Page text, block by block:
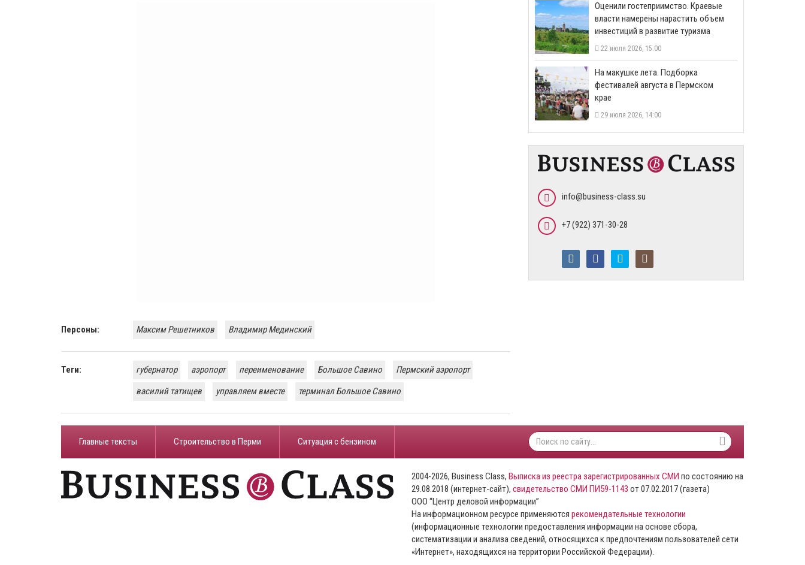
Персоны: Максим Решетников Владимир Мединский
Теги: губернатор аэропорт переименование Большое Савино
Пермский аэропорт
василий татищев
управляем вместе терминал Большое Савино
Оценили гостеприимство. Краевые
власти намерены нарастить объем
инвестиций в развитие туризма
22 июля 2026, 15:00
На макушке лета. Подборка
фестивалей августа в Пермском
крае
29 июля 2026, 14:00
info@business-class.su
+7 (922) 371-30-28
Главные тексты Строительство в Перми ​Ситуация с бензином
2004-2026, Business Class, Выписка из реестра зарегистрированных СМИ по состоянию на
29.08.2018 (интернет-сайт), свидетельство СМИ ПИ59-1143 от 07.02.2017 (газета)
ООО “Центр деловой информации”
На информационном ресурсе применяются рекомендательные технологии
(информационные технологии предоставления информации на основе сбора,
систематизации и анализа сведений, относящихся к предпочтениям пользователей сети
«Интернет», находящихся на территории Российской Федерации).